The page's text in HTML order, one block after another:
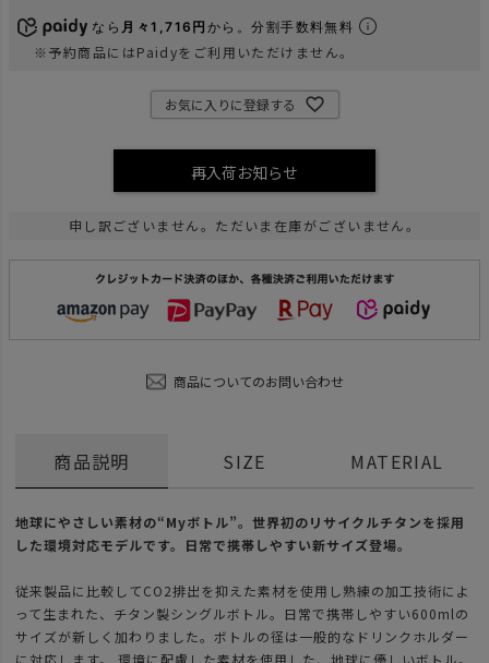
なら 月々1,716円 から。分割手数料無料
※予約商品にはPaidyをご利用いただけません。
お気に入りに登録する
再入荷お知らせ
申し訳ございません。ただいま在庫がございません。
商品についてのお問い合わせ
商品説明
地球にやさしい素材の“Myボトル”。世界初のリサイクルチタンを採用
した環境対応モデルです。日常で携帯しやすい新サイズ登場。
従来製品に比較してCO2排出を抑えた素材を使用し熟練の加工技術によ
って生まれた、チタン製シングルボトル。日常で携帯しやすい600mlの
サイズが新しく加わりました。ボトルの径は一般的なドリンクホルダー
SIZE MATERIAL